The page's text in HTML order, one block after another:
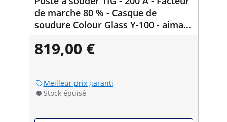
de marche 80 % - Casque de
soudure Colour Glass Y-100 - aimant
kg
819,00 €
Meilleur prix garanti
Stock épuisé